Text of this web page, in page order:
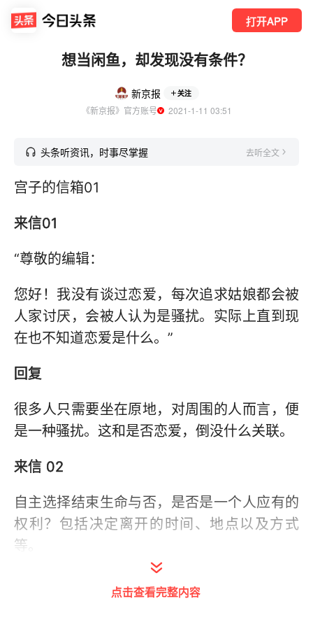
打开APP
想当闲鱼，却发现没有条件？
新京报 关注
《新京报》官方账号
  2021-1-11 03:51
头条听资讯，时事尽掌握 去听全文
宫子的信箱01
来信01
“尊敬的编辑：
您好！我没有谈过恋爱，每次追求姑娘都会被
人家讨厌，会被人认为是骚扰。实际上直到现
在也不知道恋爱是什么。”
回复
很多人只需要坐在原地，对周围的人而言，便
是一种骚扰。这和是否恋爱，倒没什么关联。
来信 02
自主选择结束生命与否，是否是一个人应有的
权利？包括决定离开的时间、地点以及方式
等。
点击查看完整内容